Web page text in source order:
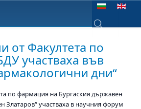
Изберете език
от Факултета по
участваха във
дни“
по фармация на Бургаския държавен
Златаров“ участваха в научния форум